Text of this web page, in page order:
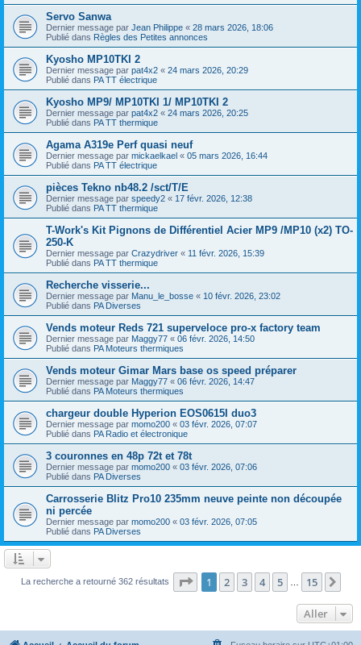
Servo Sanwa
Dernier message par Jean Philippe « 28 mars 2026, 18:06
Publié dans Règles des Petites annonces
Kyosho MP10TKI 2
Dernier message par pat4x2 « 24 mars 2026, 20:29
Publié dans PA TT électrique
Kyosho MP9/ MP10TKI 1/ MP10TKI 2
Dernier message par pat4x2 « 24 mars 2026, 20:25
Publié dans PA TT thermique
Agama A319e Perf quasi neuf
Dernier message par mickaelkael « 05 mars 2026, 16:44
Publié dans PA TT électrique
pièces Tekno nb48.2 /sct/T/E
Dernier message par speedy2 « 17 févr. 2026, 12:38
Publié dans PA TT thermique
T-Work's Kit Pignons de Différentiel Acier MP9 /MP10 (x2) TO-
250-K
Dernier message par Crazydriver « 11 févr. 2026, 15:39
Publié dans PA TT thermique
Recherche visserie...
Dernier message par Manu_le_bosse « 10 févr. 2026, 23:02
Publié dans PA Diverses
Vends moteur Reds 721 superveloce pro-x factory team
Dernier message par Maggy77 « 06 févr. 2026, 14:50
Publié dans PA Moteurs thermiques
Vends moteur Gimar Mars base os speed préparer
Dernier message par Maggy77 « 06 févr. 2026, 14:47
Publié dans PA Moteurs thermiques
chargeur double Hyperion EOS0615I duo3
Dernier message par momo200 « 03 févr. 2026, 07:07
Publié dans PA Radio et électronique
3 couronnes en 48p 72t et 78t
Dernier message par momo200 « 03 févr. 2026, 07:06
Publié dans PA Diverses
Carrosserie Blitz Pro10 235mm neuve peinte non découpée
ni percée
Dernier message par momo200 « 03 févr. 2026, 07:05
Publié dans PA Diverses
La recherche a retourné 362 résultats Page 1sur15
1 2 3 4 5 15
Aller